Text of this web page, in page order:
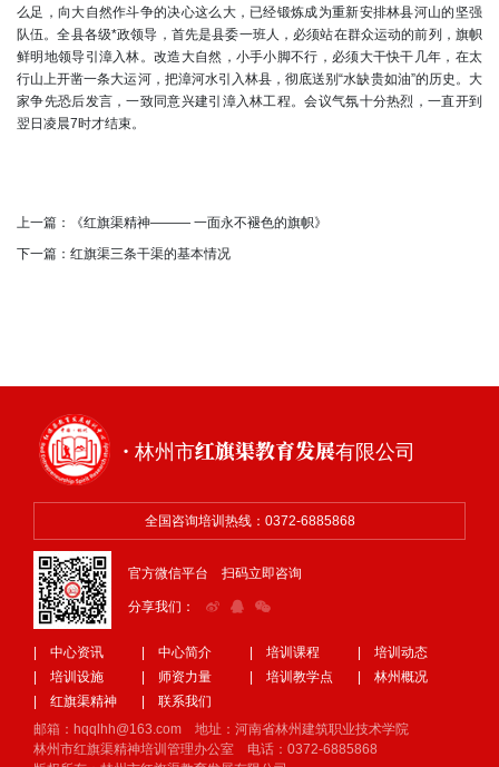
么足，向大自然作斗争的决心这么大，已经锻炼成为重新安排林县河山的坚强
队伍。全县各级*政领导，首先是县委一班人，必须站在群众运动的前列，旗帜
鲜明地领导引漳入林。改造大自然，小手小脚不行，必须大干快干几年，在太
行山上开凿一条大运河，把漳河水引入林县，彻底送别“水缺贵如油”的历史。大
家争先恐后发言，一致同意兴建引漳入林工程。会议气氛十分热烈，一直开到
翌日凌晨7时才结束。
上一篇：
《红旗渠精神——— 一面永不褪色的旗帜》
下一篇： 红旗渠三条干渠的基本情况
· 林州市红旗渠教育发展有限公司
全国咨询培训热线：0372-6885868
官方微信平台 扫码立即咨询
分享我们：
| 中心资讯 | 中心简介 | 培训课程
| 培训动态
| 培训设施
| 师资力量 | 培训教学点
| 林州概况
| 红旗渠精神
| 联系我们
邮箱：hqqlhh@163.com 地址：河南省林州建筑职业技术学院
林州市红旗渠精神培训管理办公室 电话：0372-6885868